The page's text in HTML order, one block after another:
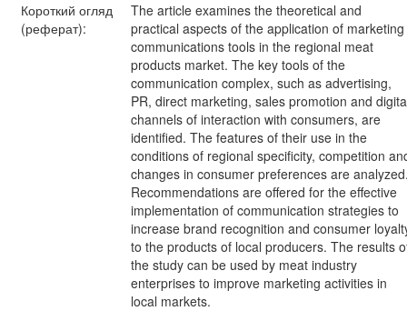
Короткий огляд
(реферат):
The article examines the theoretical and
practical aspects of the application of marketing
communications tools in the regional meat
products market. The key tools of the
communication complex, such as advertising,
PR, direct marketing, sales promotion and
channels of interaction with consumers, are
identified. The features of their use in the
conditions of regional specificity, competition
changes in consumer preferences are
Recommendations are offered for the effective
implementation of communication strategies to
increase brand recognition and consumer
to the products of local producers. The results
the study can be used by meat industry
enterprises to improve marketing activities in
local markets.